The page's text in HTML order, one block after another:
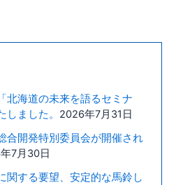
北海道の未来を語るセミナ
しました。
2026年7月31日
合開発特別委員会が開催され
7月30日
関する要望、安定的な馬鈴し